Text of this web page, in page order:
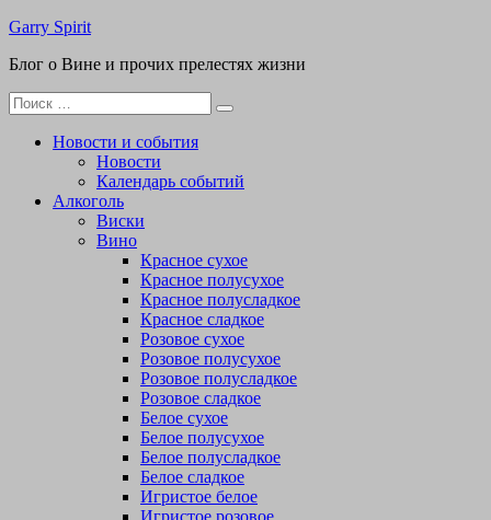
Перейти
содержимому
Garry Spirit
Блог о Вине и прочих прелестях жизни
Поиск
для:
Новости и события
Новости
Календарь событий
Алкоголь
Виски
Вино
Красное сухое
Красное полусухое
Красное полусладкое
Красное сладкое
Розовое сухое
Розовое полусухое
Розовое полусладкое
Розовое сладкое
Белое сухое
Белое полусухое
Белое полусладкое
Белое сладкое
Игристое белое
Игристое розовое